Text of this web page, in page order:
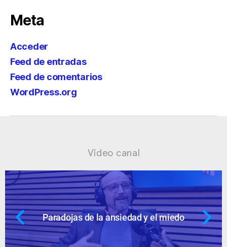
Meta
Acceder
Feed de entradas
Feed de comentarios
WordPress.org
Vídeo canal
y el miedo Ansiedad: supuestos